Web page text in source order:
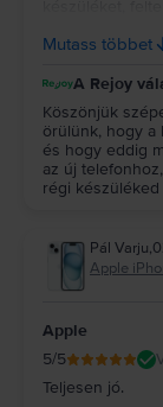
eladni, ahogy
Mutass többet
A Rejoy
Köszönjük
örülünk, hogy a
és hogy eddig
az új
régi készüléked
Pál Varju,
Apple
Apple
5/5
Teljesen jó.